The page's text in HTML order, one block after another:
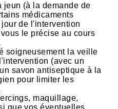
jeun (à la demande de
médicaments
de l'intervention
le précise au cours
soigneusement la veille
(avec un
savon antiseptique à la
pour limiter les
maquillage,
que vos éventuelles